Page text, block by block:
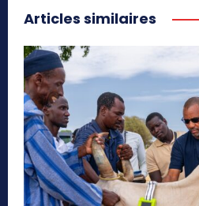
Articles similaires